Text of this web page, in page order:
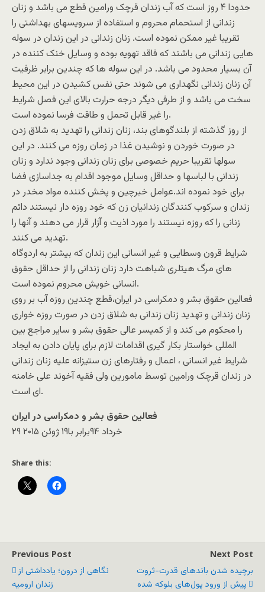
حدودا ۴ روز است که آب زندان قرچک ورامین قطع می باشد و زنان
زندانی از استحمام محروم و استفاده از سرویسهای بهداشتی را
تقریبا غیر ممکن نموده است. زنان زندانی در این زندان در سوله
هایی زندانی می باشند که فاقد تهویه بوده و وسایل خنک کننده در
آن بسیار محدود می باشد. در این سوله ها که چندین برابر ظرفیت
آن زنان زندانی نگهداری می شوند حتی نفس کشیدن در این محیط
سخت می باشد و از طرفی دیگر درجه حرارت بالای این فصل شرایط
را غیر قابل تحمل و طاقت فرسا نموده است.
از روز گذشته از بلندگوهای بند، زنان زندانی را تهدید به شلاق زدن
در صورت خوردن و نوشیدن غذا در زمان روزه می کنند. در این
سولها تقریبا حریم خصوصی برای زنان زندانی وجود ندارد و زنان
زندانی با لباسها و حداقل وسایل موجود اقدام به جداسازی فضا
برای خود نموده اند.عوامل خبرچین و پخش کننده مواد مخدر در
زندان و سرکوب کنندگان زندانیان زن که خود روزه دار نیستند دائم
زنانی را که روزه نیستند را مورد اذیت و آزار قرار می دهند و آنها را
تهدید می کنند.
شرایط قرون وسطایی و غیر انسانی این زندان که بیشتر به اردوگاه
های مرگ هیتلری شباهت دارد زنان زندانی را از حداقل حقوق
انسانی خویش محروم نموده است.
فعالین حقوق بشر و دمکراسی در ایران،قطع چندین روزه آب بر روی
زنان زندانی و تهدید زنان زندانی به شلاق زدن در صورت روزه خواری
را محکوم می کند و از کمیسر عالی حقوق بشر و سایر مراجع بین
المللی خواستار بکار گیری اقدامات لازم برای پایان دادن به ایجاد
شرایط غیر انسانی ، اعمال و رفتارهای زن ستیزانه علیه زنان زندانی
در زندان قرچک ورامین توسط مامورین ولی فقیه آخوند علی خامنه
ای است.
فعالین حقوق بشر و دمکراسی در ایران
۲۹ خرداد ۹۴برابر با۱۹ ژوئن ۲۰۱۵
Share this:
Previous Post
نگاهی از درون؛ یادداشتی از
زندان ارومیه
Next Post
برچیده شدن باندهای قدرت-ثروت
پیش از ورود پول‌های بلوکه شده